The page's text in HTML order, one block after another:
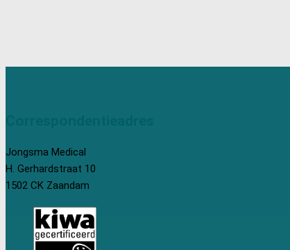
Jongsma Medical
H. Gerhardstraat 10
1502 CK Zaandam